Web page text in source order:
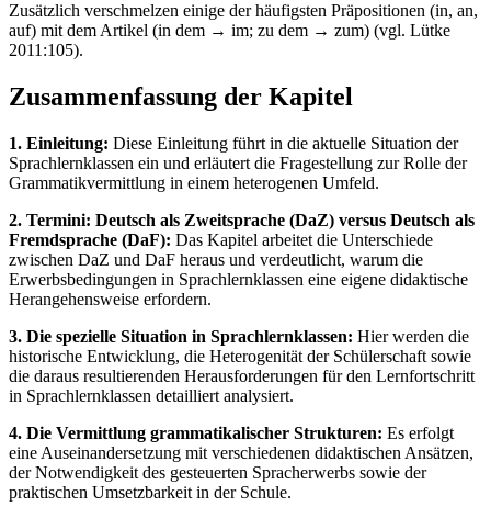
Zusätzlich verschmelzen einige der häufigsten Präpositionen (in, an,
auf) mit dem Artikel (in dem → im; zu dem → zum) (vgl. Lütke
2011:105).
Zusammenfassung der Kapitel
1. Einleitung: Diese Einleitung führt in die aktuelle Situation der
Sprachlernklassen ein und erläutert die Fragestellung zur Rolle der
Grammatikvermittlung in einem heterogenen Umfeld.
2. Termini: Deutsch als Zweitsprache (DaZ) versus Deutsch als
Fremdsprache (DaF): Das Kapitel arbeitet die Unterschiede
zwischen DaZ und DaF heraus und verdeutlicht, warum die
Erwerbsbedingungen in Sprachlernklassen eine eigene didaktische
Herangehensweise erfordern.
3. Die spezielle Situation in Sprachlernklassen: Hier werden die
historische Entwicklung, die Heterogenität der Schülerschaft sowie
die daraus resultierenden Herausforderungen für den Lernfortschritt
in Sprachlernklassen detailliert analysiert.
4. Die Vermittlung grammatikalischer Strukturen: Es erfolgt
eine Auseinandersetzung mit verschiedenen didaktischen Ansätzen,
der Notwendigkeit des gesteuerten Spracherwerbs sowie der
praktischen Umsetzbarkeit in der Schule.